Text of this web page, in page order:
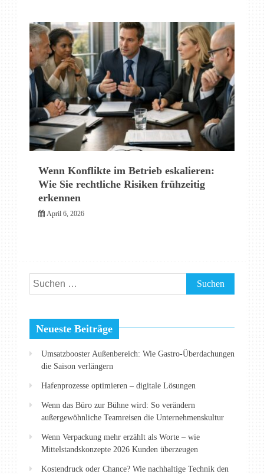
Wenn Konflikte im Betrieb eskalieren:
Wie Sie rechtliche Risiken frühzeitig
erkennen
April 6, 2026
Suchen
nach:
Neueste Beiträge
Umsatzbooster Außenbereich: Wie Gastro-Überdachungen
die Saison verlängern
Hafenprozesse optimieren – digitale Lösungen
Wenn das Büro zur Bühne wird: So verändern
außergewöhnliche Teamreisen die Unternehmenskultur
Wenn Verpackung mehr erzählt als Worte – wie
Mittelstandskonzepte 2026 Kunden überzeugen
Kostendruck oder Chance? Wie nachhaltige Technik den